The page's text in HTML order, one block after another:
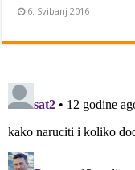
6. Svibanj 2016